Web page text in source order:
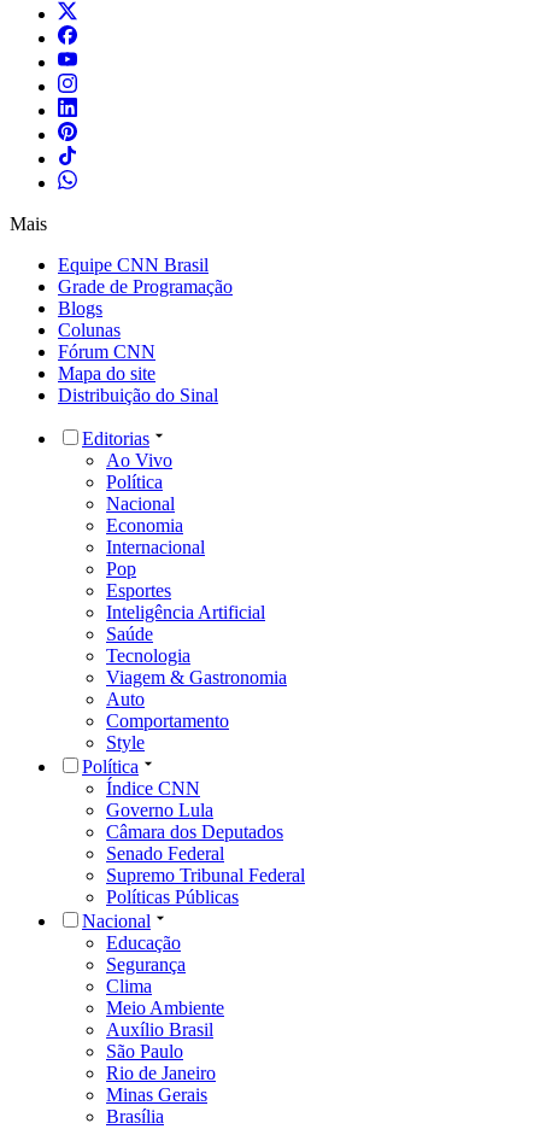
Mais
Equipe CNN Brasil
Grade de Programação
Blogs
Colunas
Fórum CNN
Mapa do site
Distribuição do Sinal
Editorias
Ao Vivo
Política
Nacional
Economia
Internacional
Pop
Esportes
Inteligência Artificial
Saúde
Tecnologia
Viagem & Gastronomia
Auto
Comportamento
Style
Política
Índice CNN
Governo Lula
Câmara dos Deputados
Senado Federal
Supremo Tribunal Federal
Políticas Públicas
Nacional
Educação
Segurança
Clima
Meio Ambiente
Auxílio Brasil
São Paulo
Rio de Janeiro
Minas Gerais
Brasília